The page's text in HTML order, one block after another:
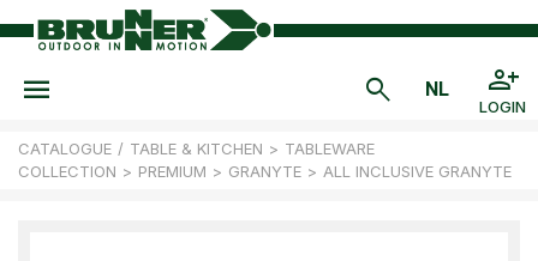
LOGIN
CATALOGUE / TABLE & KITCHEN > TABLEWARE
COLLECTION > PREMIUM > GRANYTE > ALL INCLUSIVE GRANYTE